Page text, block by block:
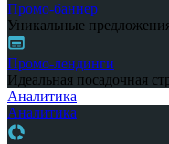
Промо-баннер
Уникальные
Промо-лендинги
Идеальная посадочная
Аналитика
Аналитика